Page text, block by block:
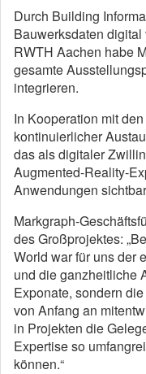
Durch Building
Bauwerksdaten
RWTH Aachen habe
gesamte
integrieren.
In Kooperation mit
kontinuierlicher
das als digitaler
Augmented-Reality-
Anwendungen
Markgraph-
des Großprojektes:
World war für uns der
und die ganzheitliche
Exponate, sondern
von Anfang an
in Projekten die
Expertise so
können.“